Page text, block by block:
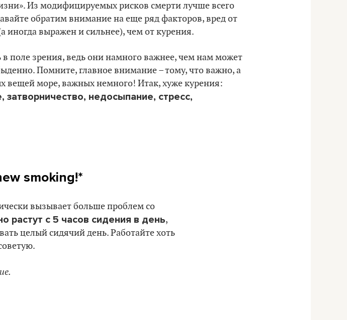
Из модифицируемых рисков смерти лучше всего
обратим внимание на еще ряд факторов, вред от
иногда выражен и сильнее), чем от курения.
поле зрения, ведь они намного важнее, чем нам может
Помните, главное внимание – тому, что важно, а
вещей море, важных немного! Итак, хуже курения:
затворничество, недосыпание, стресс,
smoking!*
вызывает больше проблем со
растут с 5 часов сидения в день,
целый сидячий день. Работайте хоть